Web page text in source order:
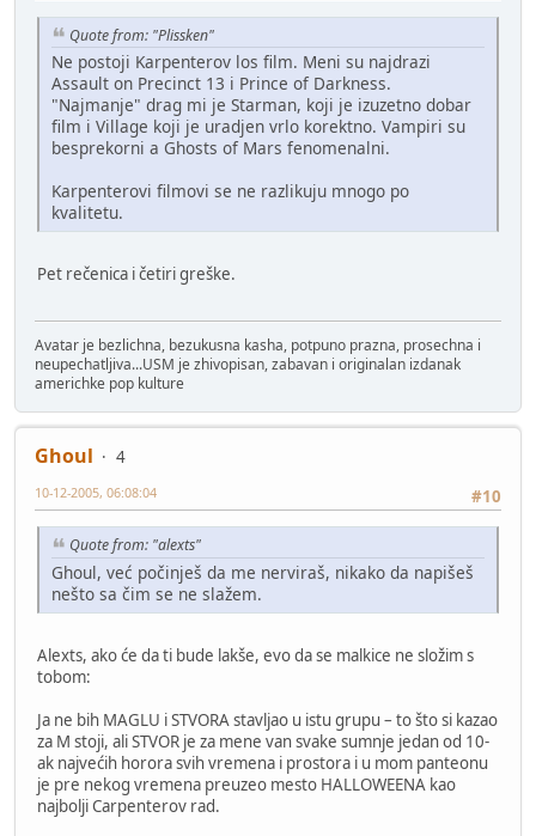
Quote from: "Plissken"
Ne postoji Karpenterov los film. Meni su najdrazi
Assault on Precinct 13 i Prince of Darkness.
"Najmanje" drag mi je Starman, koji je izuzetno dobar
film i Village koji je uradjen vrlo korektno. Vampiri su
besprekorni a Ghosts of Mars fenomenalni.
Karpenterovi filmovi se ne razlikuju mnogo po
kvalitetu.
Pet rečenica i četiri greške.
Avatar je bezlichna, bezukusna kasha, potpuno prazna, prosechna i
neupechatljiva...USM je zhivopisan, zabavan i originalan izdanak
americhke pop kulture
Ghoul
4
#10
10-12-2005, 06:08:04
Quote from: "alexts"
Ghoul, već počinješ da me nerviraš, nikako da napišeš
nešto sa čim se ne slažem.
Alexts, ako će da ti bude lakše, evo da se malkice ne složim s
tobom:
Ja ne bih MAGLU i STVORA stavljao u istu grupu – to što si kazao
za M stoji, ali STVOR je za mene van svake sumnje jedan od 10-
ak najvećih horora svih vremena i prostora i u mom panteonu
je pre nekog vremena preuzeo mesto HALLOWEENA kao
najbolji Carpenterov rad.